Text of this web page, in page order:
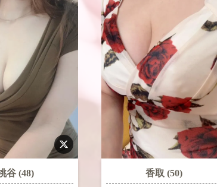
谷 (48)
香取 (50)